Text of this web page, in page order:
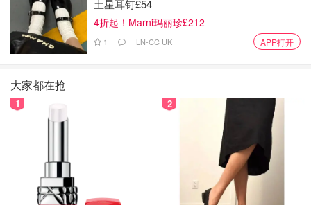
土星耳钉£54
4折起！Marni玛丽珍£212
1 LN-CC UK APP打开
大家都在抢
1 2